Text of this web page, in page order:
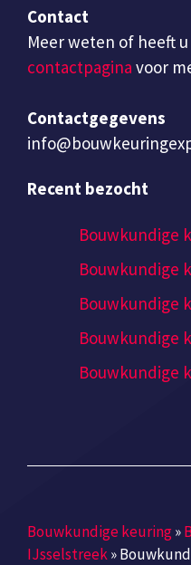
Contact
Meer weten of heeft
contactpagina voor
Contactgegevens
Recent bezocht
Bouwkundige
Bouwkundige
Bouwkundige
Bouwkundige
Bouwkundige
Bouwkundige keuring»
IJsselstreek»